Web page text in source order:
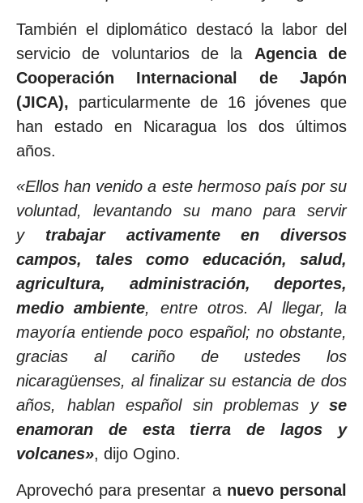
También el diplomático destacó la labor del
servicio de voluntarios de la Agencia de
Cooperación Internacional de Japón
(JICA), particularmente de 16 jóvenes que
han estado en Nicaragua los dos últimos
años.
«Ellos han venido a este hermoso país por su
voluntad, levantando su mano para servir
ytrabajar activamente en diversos
campos, tales como educación, salud,
agricultura, administración, deportes,
medio ambiente, entre otros. Al llegar, la
mayoría entiende poco español; no obstante,
gracias al cariño de ustedes los
nicaragüenses, al finalizar su estancia de dos
años, hablan español sin problemas yse
enamoran de esta tierra de lagos y
volcanes», dijo Ogino.
Aprovechó para presentar a nuevo personal